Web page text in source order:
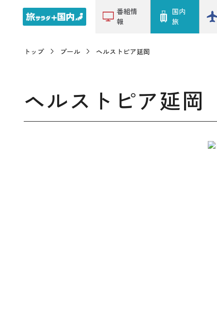
番組情
報
国内
旅
トップ プール ヘルストピア延岡
ヘルストピア延岡